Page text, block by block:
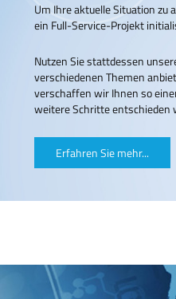
Um Ihre aktuelle Situation zu
ein Full-Service-Projekt
Nutzen Sie stattdessen
verschiedenen Themen
verschaffen wir Ihnen so
weitere Schritte entschieden
Erfahren Sie mehr...